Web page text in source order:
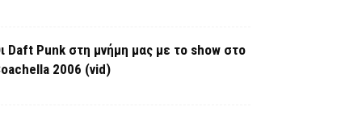
Daft Punk στη μνήμη μας με το show στο
2006 (vid)